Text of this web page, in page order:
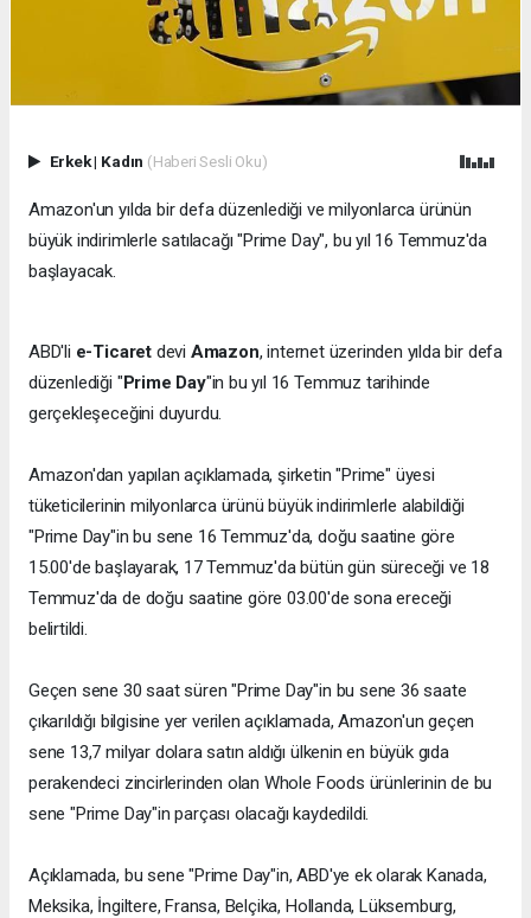
Erkek| Kadın (Haberi Sesli Oku)
Amazon'un yılda bir defa düzenlediği ve milyonlarca ürünün
büyük indirimlerle satılacağı "Prime Day", bu yıl 16 Temmuz'da
başlayacak.
ABD'li e-Ticaretdevi Amazon, internet üzerinden yılda bir defa
düzenlediği "Prime Day"in bu yıl 16 Temmuz tarihinde
gerçekleşeceğini duyurdu.
Amazon'dan yapılan açıklamada, şirketin "Prime" üyesi
tüketicilerinin milyonlarca ürünü büyük indirimlerle alabildiği
"Prime Day"in bu sene 16 Temmuz'da, doğu saatine göre
15.00'de başlayarak, 17 Temmuz'da bütün gün süreceği ve 18
Temmuz'da de doğu saatine göre 03.00'de sona ereceği
belirtildi.
Geçen sene 30 saat süren "Prime Day"in bu sene 36 saate
çıkarıldığı bilgisine yer verilen açıklamada, Amazon'un geçen
sene 13,7 milyar dolara satın aldığı ülkenin en büyük gıda
perakendeci zincirlerinden olan Whole Foods ürünlerinin de bu
sene "Prime Day"in parçası olacağı kaydedildi.
Açıklamada, bu sene "Prime Day"in, ABD'ye ek olarak Kanada,
Meksika, İngiltere, Fransa, Belçika, Hollanda, Lüksemburg,